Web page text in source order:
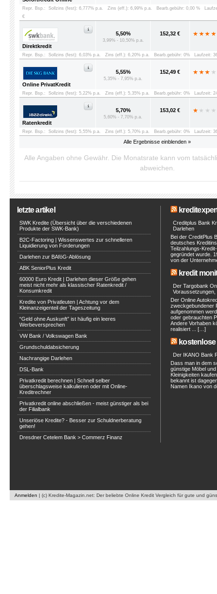
Alle Ergebnisse einblenden »
Repr. Bsp.: Sollzins (fest): 6,777% p.a. Zins (eff.): 6,99% p.a. Bearb.gebühr: 0,00 %
€
Direktkredit
5,50%
3,99% - 10,50% p.a.
152,32 €
Repr. Bsp.: Sollzins (fest): 6,03% p.a. Zins (eff.): 6,20% p.a. Bearb.gebühr: 0% Laufzeit:
Online PrivatKredit
5,55%
5,35% - 7,95% p.a.
152,49 €
Repr. Bsp.: Sollzins (fest): 5,22% p.a. Zins (eff.): 5,35% p.a. Bearb.gebühr: 0% Laufzeit:
Ratenkredit
5,70%
5,60% - 7,70% p.a.
153,02 €
Repr. Bsp.: Sollzins (fest): 5,55% p.a. Zins (eff.): 5,70% p.a. Bearb.gebühr: 0% Laufzeit:
Alle Angaben ohne Gewähr. Die Monatsrate kann vom
abweichen.
letzte artikel
SWK Kredite (Übersicht über die verschiedenen
Produkte der SWK-Bank)
B2C-Factoring | Wissenswertes zur schnelleren
Liquidierung von Forderungen
Darlehen zur BAföG-Ablösung
ABK SeniorPlus Kredit
60000 Euro Kredit | Darlehen dieser Größe gehen
meist nicht mehr als klassischer Ratenkredit /
Konsumkredit
Kredite von Privatleuten | Achtung vor dem
Kleinanzeigenteil der Tageszeitung
“Geld ohne Auskunft” ist häufig ein leeres
Werbeversprechen
VW Bank / Volkswagen Bank
Grundschuldabsicherung
Nachrangige Darlehen
DSL-Bank
Privatkredit berechnen | Schnell selber
überschlagsweise kalkulieren oder mit Online-
Kreditrechner
Privatkredit online abschließen - meist günstiger als bei
der Filialbank
Unseriöse Kredite? - Besser zur Schuldnerberatung
gehen!
Dresdner Cetelem Bank > Commerz Finanz
Creditplus Bank
Darlehen
Bei der CreditPlus
deutsches
Teilzahlungs-
gegründet wurde.
von der
kredit
Der Targobank
Voraussetzungen,
Der Online
zweckgebundener
aufgenommen
oder gebrauchten
Andere Vorhaben
realisiert ... […]
Der IKANO Bank
Dass man in dem
günstige Möbel
Kleinigkeiten
bekannt ist
Namen Ikano von
Anmelden | (c) Kredite-Magazin.net: Der beliebte Online Kredit Vergleich für gute und